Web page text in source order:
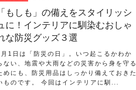
「もしも」の備えをスタイリッシ
に！インテリアに馴染むおしゃ
な防災グッズ３選
1日は「防災の日」。いつ起こるかわか
ない、地震や大雨などの災害から身を守る
めにも、防災用品はしっかり備えておきた
ものです。 今回はインテリアに馴...